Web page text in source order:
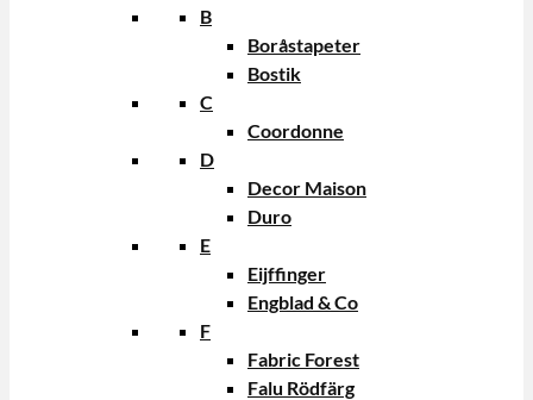
B
Boråstapeter
Bostik
C
Coordonne
D
Decor Maison
Duro
E
Eijffinger
Engblad & Co
F
Fabric Forest
Falu Rödfärg